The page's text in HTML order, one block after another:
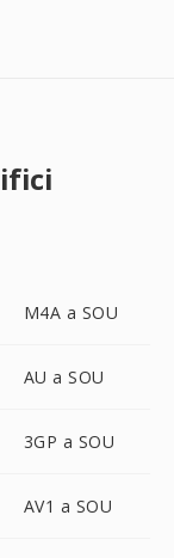
M4A a SOU
AU a SOU
3GP a SOU
AV1 a SOU